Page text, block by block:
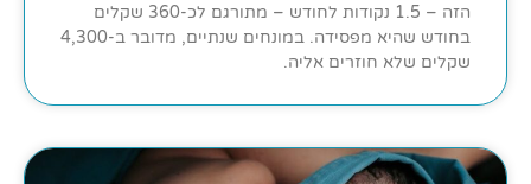
הזה – 1.5 נקודות לחודש – מתורגם לכ-360 שקלים
בחודש שהיא מפסידה. במונחים שנתיים, מדובר ב-4,300
שקלים שלא חוזרים אליה.